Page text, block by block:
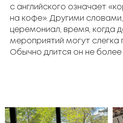
с английского означает
на кофе». Другими
церемониал, время, когда
мероприятий могут слегка
Обычно длится он не более